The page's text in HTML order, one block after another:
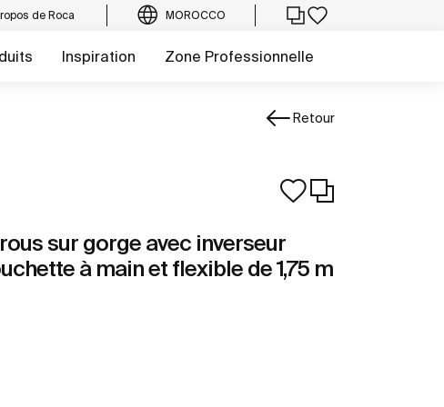
de Roca MOROCCO
Inspiration Zone Professionnelle
Retour
sur gorge avec inverseur
à main et flexible de 1,75 m